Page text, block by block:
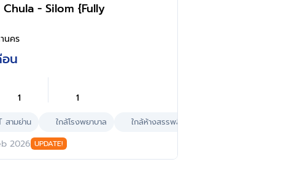
Chula - Silom {Fully
นคร
น
1 1
สามย่าน ใกล้โรงพยาบาล ใกล้ห้างสรรพสินค้า
2026 UPDATE!